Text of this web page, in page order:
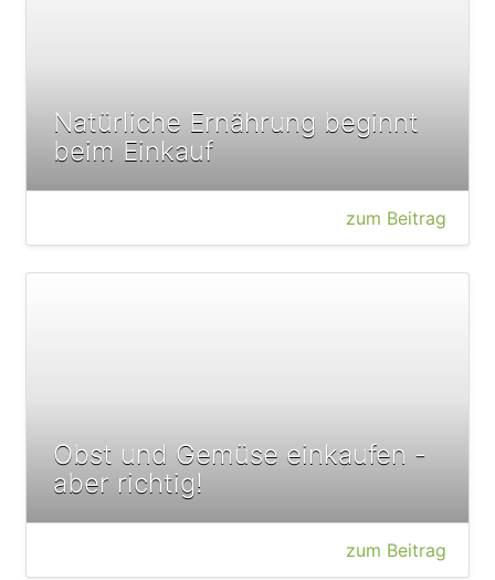
Natürliche Ernährung beginnt
beim Einkauf
zum Beitrag
Obst und Gemüse einkaufen -
aber richtig!
zum Beitrag